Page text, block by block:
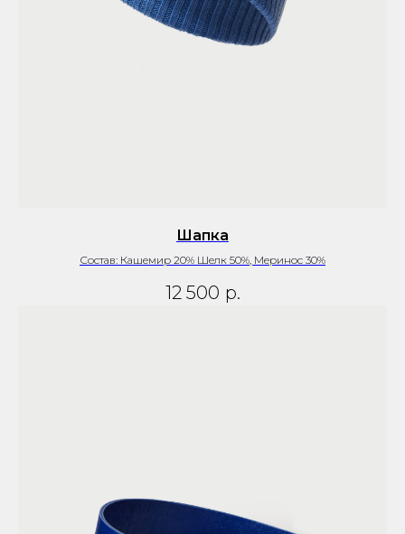
Шапка
Состав: Кашемир 20% Шелк 50%, Меринос 30%
12 500 р.